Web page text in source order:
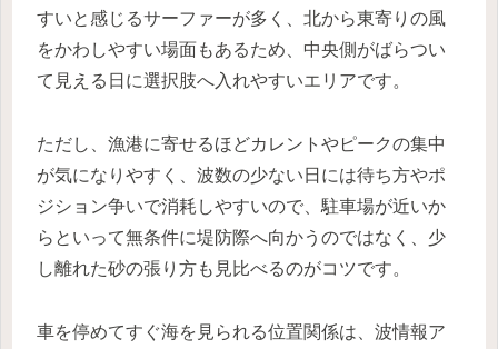
すいと感じるサーファーが多く、北から東寄りの風
をかわしやすい場面もあるため、中央側がばらつい
て見える日に選択肢へ入れやすいエリアです。
ただし、漁港に寄せるほどカレントやピークの集中
が気になりやすく、波数の少ない日には待ち方やポ
ジション争いで消耗しやすいので、駐車場が近いか
らといって無条件に堤防際へ向かうのではなく、少
し離れた砂の張り方も見比べるのがコツです。
車を停めてすぐ海を見られる位置関係は、波情報ア